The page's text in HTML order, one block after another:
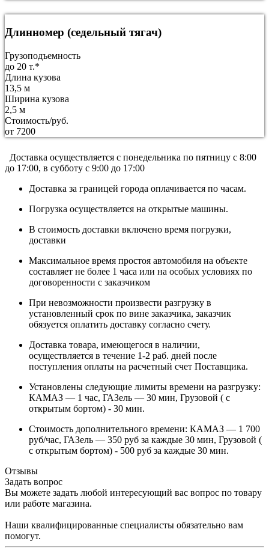
Длинномер (седельный тягач)
Грузоподъемность
до 20 т.*
Длина кузова
13,5 м
Ширина кузова
2,5 м
Стоимость/руб.
от 7200
Доставка осуществляется c понедельника по пятницу с 8:00
до 17:00, в субботу с 9:00 до 17:00
Доставка за границей города оплачивается по часам.
Погрузка осуществляется на открытые машины.
В стоимость доставки включено время погрузки,
доставки
Максимальное время простоя автомобиля на объекте
составляет не более 1 часа или на особых условиях по
договоренности с заказчиком
При невозможности произвести разгрузку в
установленный срок по вине заказчика, заказчик
обязуется оплатить доставку согласно счету.
Доставка товара, имеющегося в наличии,
осуществляется в течение 1-2 раб. дней после
поступления оплаты на расчетный счет Поставщика.
Установлены следующие лимиты времени на разгрузку:
КАМАЗ — 1 час, ГАЗель — 30 мин, Грузовой ( с
открытым бортом) - 30 мин.
Стоимость дополнительного времени: КАМАЗ — 1 700
руб/час, ГАЗель — 350 руб за каждые 30 мин, Грузовой (
с открытым бортом) - 500 руб за каждые 30 мин.
Отзывы
Задать вопрос
Вы можете задать любой интересующий вас вопрос по товару
или работе магазина.
Наши квалифицированные специалисты обязательно вам
помогут.